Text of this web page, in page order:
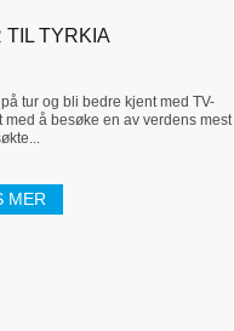
TYRKIA
tur og bli bedre kjent med TV-
med å besøke en av verdens mest
MER